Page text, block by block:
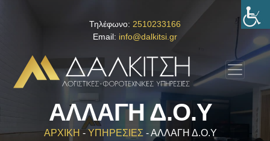
Τηλέφωνο: 2510233166
Email: info@dalkitsi.gr
ΑΛΛΑΓΗ Δ.Ο.Υ
ΑΡΧΙΚΗ-ΥΠΗΡΕΣΙΕΣ -ΑΛΛΑΓΗ Δ.Ο.Υ